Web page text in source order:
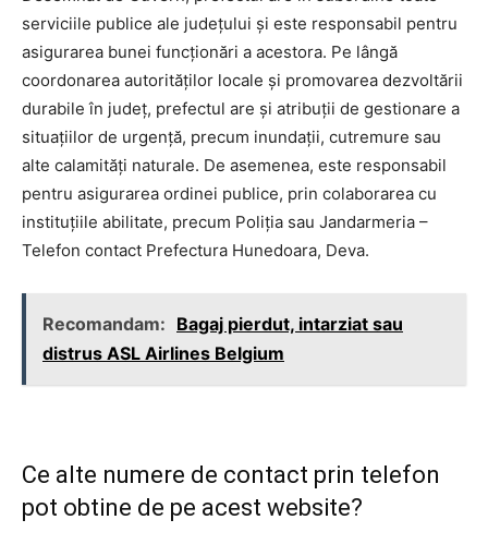
serviciile publice ale județului și este responsabil pentru
asigurarea bunei funcționări a acestora. Pe lângă
coordonarea autorităților locale și promovarea dezvoltării
durabile în județ, prefectul are și atribuții de gestionare a
situațiilor de urgență, precum inundații, cutremure sau
alte calamități naturale. De asemenea, este responsabil
pentru asigurarea ordinei publice, prin colaborarea cu
instituțiile abilitate, precum Poliția sau Jandarmeria –
Telefon contact Prefectura Hunedoara, Deva.
Recomandam: Bagaj pierdut, intarziat sau
distrus ASL Airlines Belgium
Ce alte numere de contact prin telefon
pot obtine de pe acest website?